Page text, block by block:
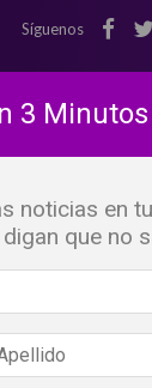
Síguenos
3 Minutos
noticias en tu
digan que no